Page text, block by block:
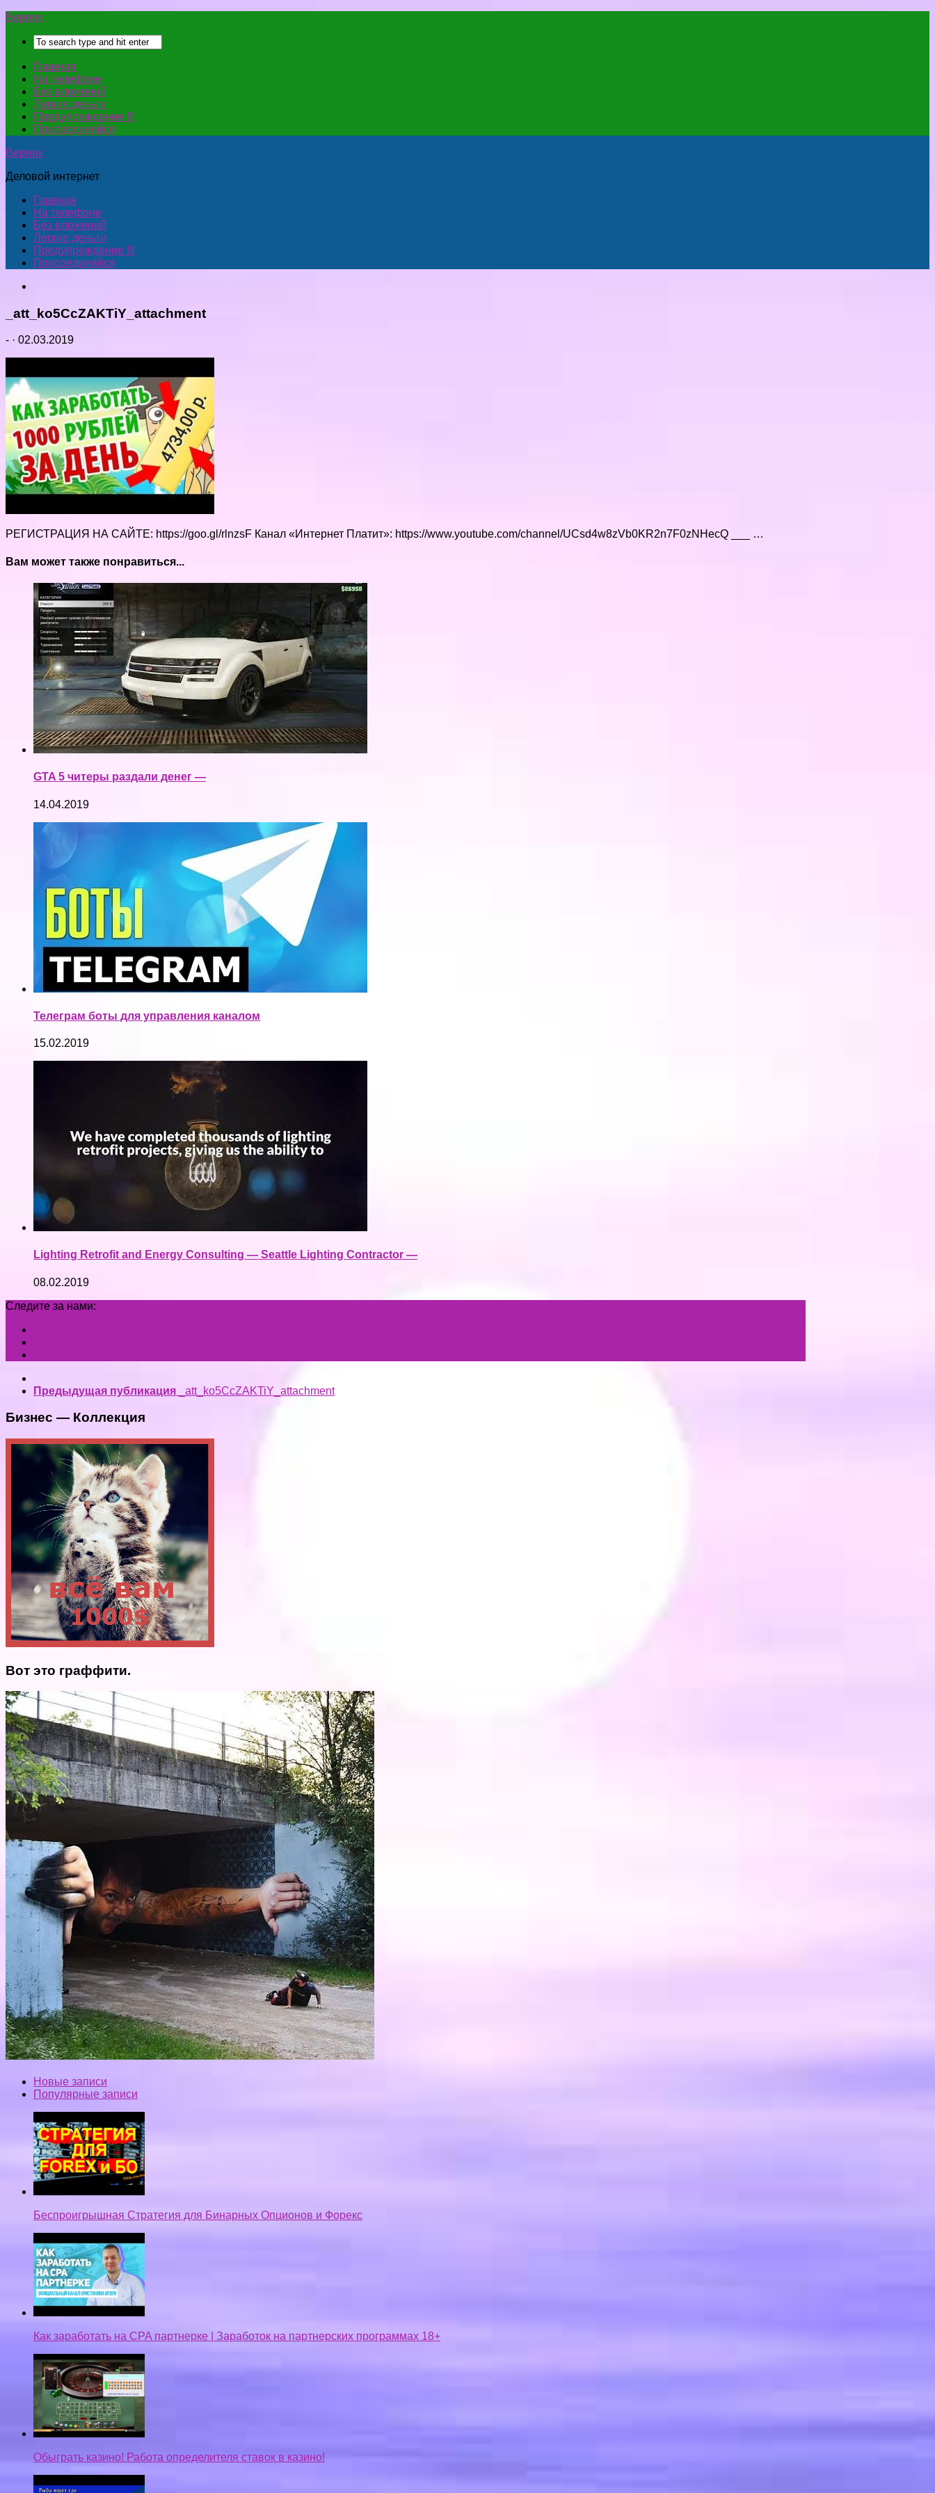
Верняк
Главная
На телефоне
Без вложений
Легкие деньги
Предупреждение !!!
Присоединяйся
Верняк
Деловой интернет
Главная
На телефоне
Без вложений
Легкие деньги
Предупреждение !!!
Присоединяйся
_att_ko5CcZAKTiY_attachment
- · 02.03.2019
РЕГИСТРАЦИЯ НА САЙТЕ: https://goo.gl/rlnzsF Канал «Интернет Платит»: https://www.youtube.com/channel/UCsd4w8zVb0KR2n7F0zNHecQ ___ …
Вам может также понравиться...
GTA 5 читеры раздали денег —
14.04.2019
Телеграм боты для управления каналом
15.02.2019
Lighting Retrofit and Energy Consulting — Seattle Lighting Contractor —
08.02.2019
Следите за нами:
Предыдущая публикация _att_ko5CcZAKTiY_attachment
Бизнес — Коллекция
Вот это граффити.
Новые записи
Популярные записи
Беспроигрышная Стратегия для Бинарных Опционов и Форекс
Как заработать на CPA партнерке | Заработок на партнерских программах 18+
Обыграть казино! Работа определителя ставок в казино!